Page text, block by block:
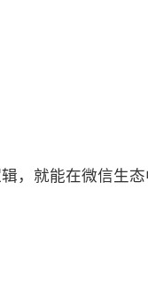
，就能在微信生